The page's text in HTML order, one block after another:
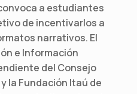
convoca a estudiantes
de incentivarlos a
narrativos. El
e Información
del Consejo
la Fundación Itaú de